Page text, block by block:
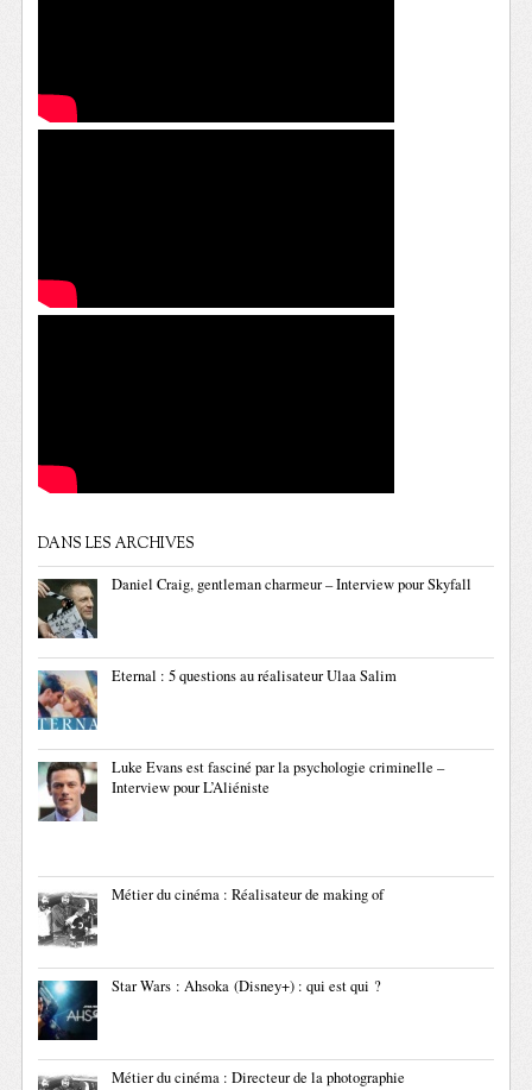
DANS LES ARCHIVES
Daniel Craig, gentleman charmeur – Interview pour Skyfall
Eternal : 5 questions au réalisateur Ulaa Salim
Luke Evans est fasciné par la psychologie criminelle –
Interview pour L’Aliéniste
Métier du cinéma : Réalisateur de making of
Star Wars : Ahsoka (Disney+) : qui est qui ?
Métier du cinéma : Directeur de la photographie